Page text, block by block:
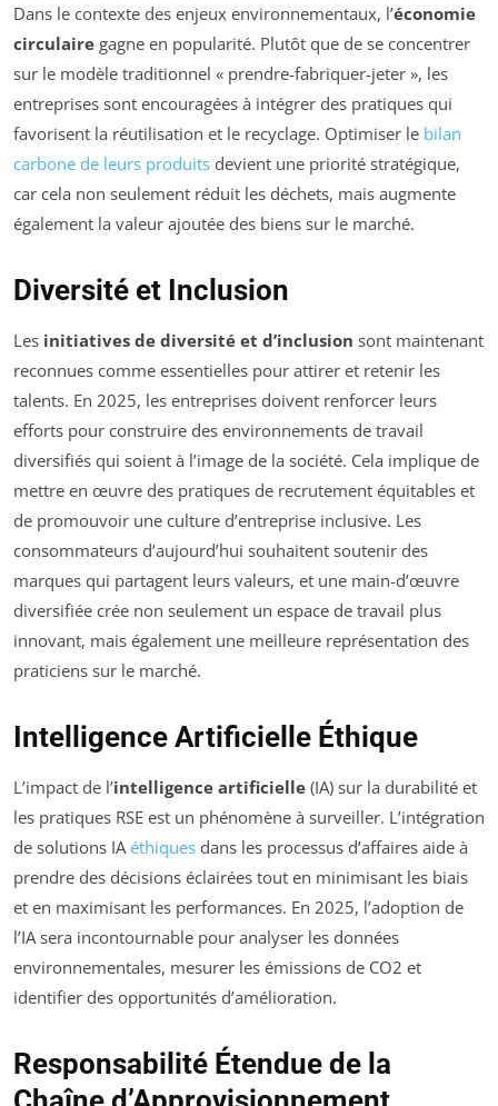
Dans le contexte des enjeux environnementaux, l’économie
circulaire gagne en popularité. Plutôt que de se concentrer
sur le modèle traditionnel « prendre-fabriquer-jeter », les
entreprises sont encouragées à intégrer des pratiques qui
favorisent la réutilisation et le recyclage. Optimiser le bilan
carbone de leurs produits devient une priorité stratégique,
car cela non seulement réduit les déchets, mais augmente
également la valeur ajoutée des biens sur le marché.
Diversité et Inclusion
Les initiatives de diversité et d’inclusion sont maintenant
reconnues comme essentielles pour attirer et retenir les
talents. En 2025, les entreprises doivent renforcer leurs
efforts pour construire des environnements de travail
diversifiés qui soient à l’image de la société. Cela implique de
mettre en œuvre des pratiques de recrutement équitables et
de promouvoir une culture d’entreprise inclusive. Les
consommateurs d’aujourd’hui souhaitent soutenir des
marques qui partagent leurs valeurs, et une main-d’œuvre
diversifiée crée non seulement un espace de travail plus
innovant, mais également une meilleure représentation des
praticiens sur le marché.
Intelligence Artificielle Éthique
L’impact de l’intelligence artificielle (IA) sur la durabilité et
les pratiques RSE est un phénomène à surveiller. L’intégration
de solutions IA éthiques dans les processus d’affaires aide à
prendre des décisions éclairées tout en minimisant les biais
et en maximisant les performances. En 2025, l’adoption de
l’IA sera incontournable pour analyser les données
environnementales, mesurer les émissions de CO2 et
identifier des opportunités d’amélioration.
Responsabilité Étendue de la